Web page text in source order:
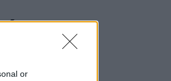
or